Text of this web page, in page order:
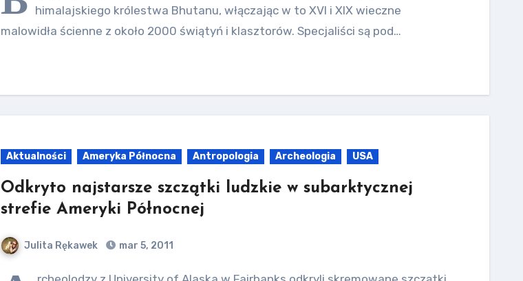
himalajskiego królestwa Bhutanu, włączając w to XVI i XIX wieczne
malowidła ścienne z około 2000 świątyń i klasztorów. Specjaliści są pod…
Aktualności Ameryka Północna Antropologia Archeologia USA
Odkryto najstarsze szczątki ludzkie w subarktycznej
strefie Ameryki Północnej
Julita Rękawek mar 5, 2011